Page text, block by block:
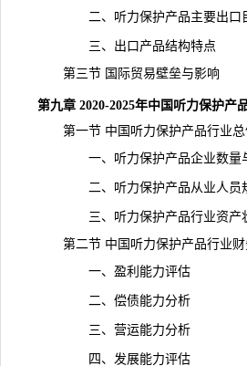
二、听力保护产品主要出口
三、出口产品结构特点
第三节 国际贸易壁垒与影响
第九章 2020-2025年中国听力保护产
第一节 中国听力保护产品行业总
一、听力保护产品企业数量
二、听力保护产品从业人员
三、听力保护产品行业资产
第二节 中国听力保护产品行业财
一、盈利能力评估
二、偿债能力分析
三、营运能力分析
四、发展能力评估